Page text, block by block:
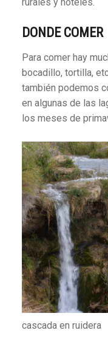
DONDE COMER
Para comer hay
bocadillo, tortilla,
también podemos
en algunas de las
los meses de
cascada en ruidera